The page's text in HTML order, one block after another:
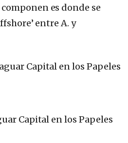
es donde se
entre A. y
Capital en los Papeles